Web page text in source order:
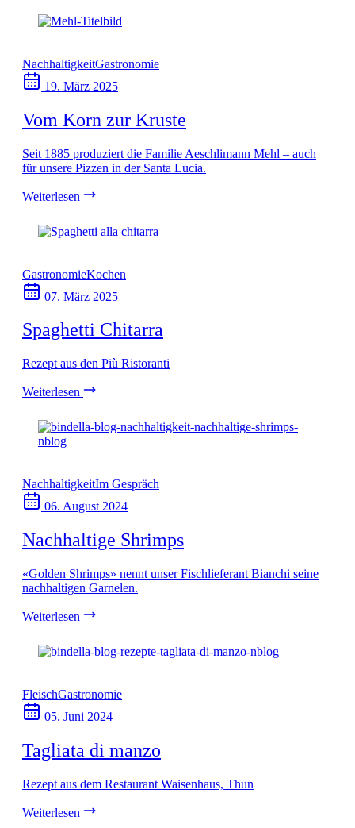
NachhaltigkeitGastronomie
19. März 2025
Vom Korn zur Kruste
Seit 1885 produziert die Familie Aeschlimann Mehl – auch
für unsere Pizzen in der Santa Lucia.
Weiterlesen
GastronomieKochen
07. März 2025
Spaghetti Chitarra
Rezept aus den Più Ristoranti
Weiterlesen
NachhaltigkeitIm Gespräch
06. August 2024
Nachhaltige Shrimps
«Golden Shrimps» nennt unser Fischlieferant Bianchi seine
nachhaltigen Garnelen.
Weiterlesen
FleischGastronomie
05. Juni 2024
Tagliata di manzo
Rezept aus dem Restaurant Waisenhaus, Thun
Weiterlesen